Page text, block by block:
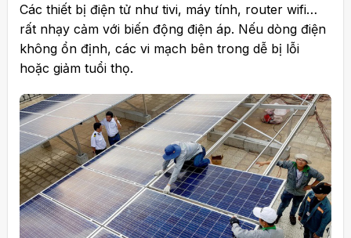
Các thiết bị điện tử như tivi, máy tính, router wifi…
rất nhạy cảm với biến động điện áp. Nếu dòng điện
không ổn định, các vi mạch bên trong dễ bị lỗi
hoặc giảm tuổi thọ.